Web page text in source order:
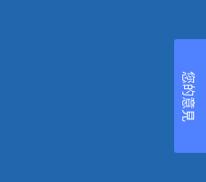
您的意見